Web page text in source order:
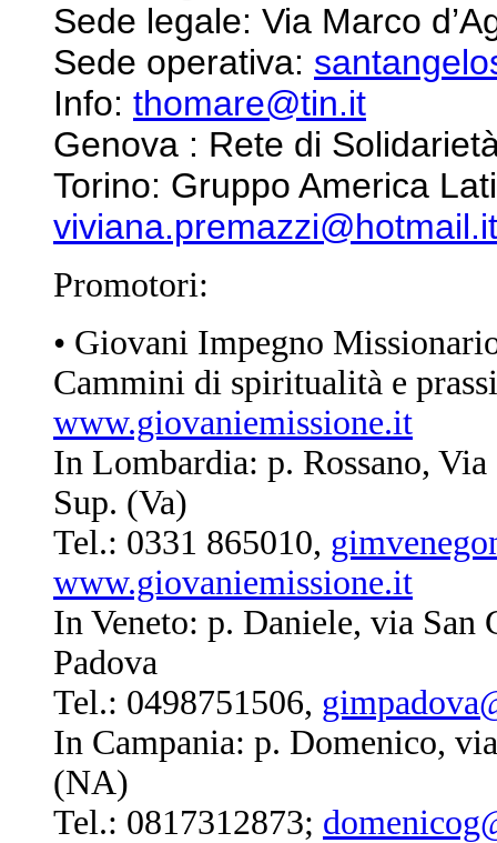
Sede legale: Via Marco
Sede operativa:
Info: thomare@tin.it
Genova : Rete di
Torino: Gruppo America
viviana.premazzi@hotmail.it
Promotori:
• Giovani Impegno
Cammini di spiritualità e
www.giovaniemissione.it
In Lombardia: p. Rossano,
Sup. (Va)
Tel.: 0331 865010,
www.giovaniemissione.it
In Veneto: p. Daniele, via San
Padova
Tel.: 0498751506,
In Campania: p. Domenico,
(NA)
Tel.: 0817312873;